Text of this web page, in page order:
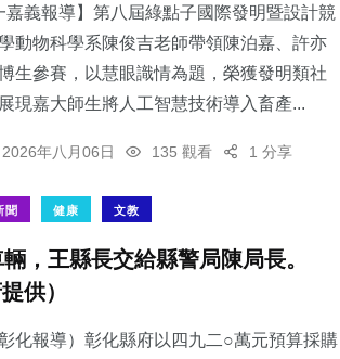
嘉義報導】第八屆綠點子國際發明暨設計競
動物科學系陳俊吉老師帶領陳泊嘉、許亦
生參賽，以慧眼識情為題，榮獲發明類社
現嘉大師生將人工智慧技術導入畜產...
2026年八月06日 135 觀看 1 分享
聞 健康 文教
，王縣長交給縣警局陳局長。
供）
彰化報導）彰化縣府以四九二○萬元預算採購